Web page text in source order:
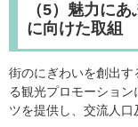
（5）魅力に
に向けた取組
街のにぎわいを創出
る観光プロモーショ
ツを提供し、交流人口